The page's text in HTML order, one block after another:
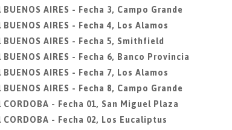
AIRES - Fecha 3, Campo Grande
AIRES - Fecha 4, Los Alamos
AIRES - Fecha 5, Smithfield
AIRES - Fecha 6, Banco Provincia
AIRES - Fecha 7, Los Alamos
AIRES - Fecha 8, Campo Grande
- Fecha 01, San Miguel Plaza
- Fecha 02, Los Eucaliptus